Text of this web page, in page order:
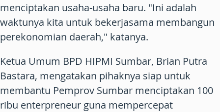
menciptakan usaha-usaha baru. "Ini adalah
waktunya kita untuk bekerjasama membangun
perekonomian daerah," katanya.
Ketua Umum BPD HIPMI Sumbar, Brian Putra
Bastara, mengatakan pihaknya siap untuk
membantu Pemprov Sumbar menciptakan 100
ribu enterpreneur guna mempercepat